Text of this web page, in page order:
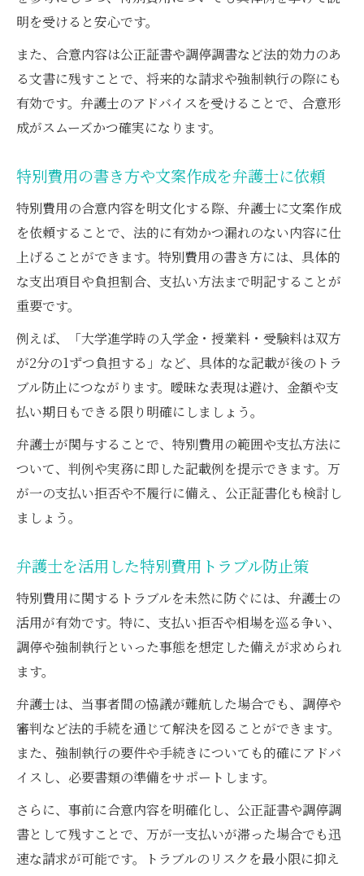
明を受けると安心です。
また、合意内容は公正証書や調停調書など法的効力のあ
る文書に残すことで、将来的な請求や強制執行の際にも
有効です。弁護士のアドバイスを受けることで、合意形
成がスムーズかつ確実になります。
特別費用の書き方や文案作成を弁護士に依頼
特別費用の合意内容を明文化する際、弁護士に文案作成
を依頼することで、法的に有効かつ漏れのない内容に仕
上げることができます。特別費用の書き方には、具体的
な支出項目や負担割合、支払い方法まで明記することが
重要です。
例えば、「大学進学時の入学金・授業料・受験料は双方
が2分の1ずつ負担する」など、具体的な記載が後のトラ
ブル防止につながります。曖昧な表現は避け、金額や支
払い期日もできる限り明確にしましょう。
弁護士が関与することで、特別費用の範囲や支払方法に
ついて、判例や実務に即した記載例を提示できます。万
が一の支払い拒否や不履行に備え、公正証書化も検討し
ましょう。
弁護士を活用した特別費用トラブル防止策
特別費用に関するトラブルを未然に防ぐには、弁護士の
活用が有効です。特に、支払い拒否や相場を巡る争い、
調停や強制執行といった事態を想定した備えが求められ
ます。
弁護士は、当事者間の協議が難航した場合でも、調停や
審判など法的手続を通じて解決を図ることができます。
また、強制執行の要件や手続きについても的確にアドバ
イスし、必要書類の準備をサポートします。
さらに、事前に合意内容を明確化し、公正証書や調停調
書として残すことで、万が一支払いが滞った場合でも迅
速な請求が可能です。トラブルのリスクを最小限に抑え